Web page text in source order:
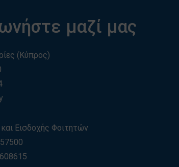
μαζί μας
(Κύπρος)
Εισδοχής Φοιτητών
5